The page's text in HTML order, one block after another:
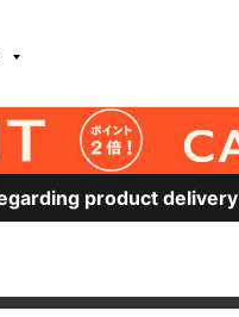
product delivery